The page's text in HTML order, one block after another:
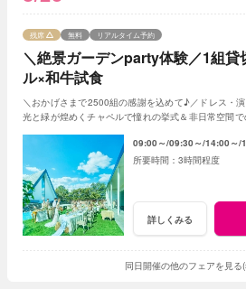
＼絶景ガーデンparty体験／1組貸
ル×和牛試食
残席 無料 リアルタイム予約
＼おかげさまで2500組の感謝を込めて♪／ドレス・
光と緑が煌めくチャペルで憧れの挙式＆非日常空間
09:00～ 09:30～ 14:00～
3時間程度
詳しくみる
同日開催の他のフェアを見る